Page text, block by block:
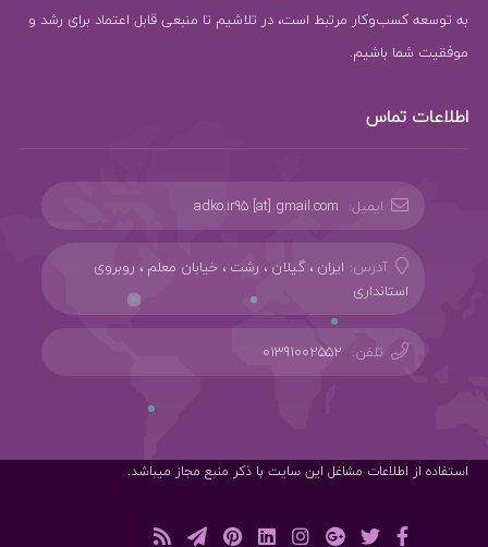
به توسعه کسب‌وکار مرتبط است، در تلاشیم تا منبعی قابل اعتماد برای رشد و
موفقیت شما باشیم.
اطلاعات تماس
ایمیل: adko.ir95 [at] gmail.com
آدرس: ایران ، گیلان ، رشت ، خیابان معلم ، روبروی
استانداری
تلفن: 01391002552
استفاده از اطلاعات مشاغل این سایت با ذکر منبع مجاز میباشد.